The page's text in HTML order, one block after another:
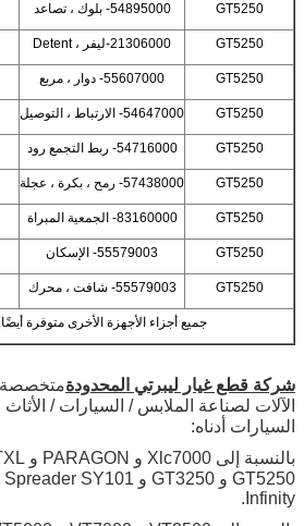
GT5250 54895000- بلوك ، تصاعد
GT5250 21306000-ليفر ، Detent
GT5250 55607000- دوار ، مربع
GT5250 54647000- الارتباط ، التوصيل
GT5250 54716000- ربط التجمع رود
GT5250 57438000- رمح ، بكرة ، عجلة
GT5250 83160000- الجمعية المبراة
GT5250 55579003- الإسكان
GT5250 55579003- شافت ، محرك
جميع أجزاء الأجهزة الأخرى متوفرة أيضًا.
شركة قطع غيار ليبرتي المحدودةمتخصصة
الآلات لصناعة الملابس / السيارات /
السيارات أدناه:
Infinity.